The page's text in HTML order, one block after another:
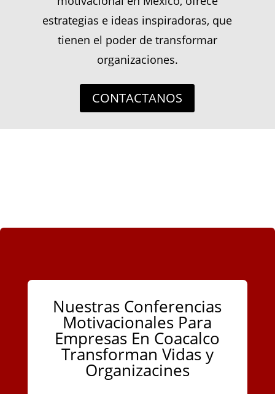
estrategias e ideas inspiradoras, que
tienen el poder de transformar
organizaciones.
CONTACTANOS
Nuestras Conferencias
Motivacionales Para
Empresas En Coacalco
Transforman Vidas y
Organizacines